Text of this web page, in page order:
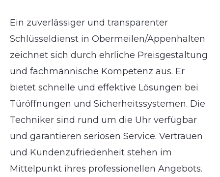
Ein zuverlässiger und transparenter
Schlüsseldienst in Obermeilen/Appenhalten
zeichnet sich durch ehrliche Preisgestaltung
und fachmännische Kompetenz aus. Er
bietet schnelle und effektive Lösungen bei
Türöffnungen und Sicherheitssystemen. Die
Techniker sind rund um die Uhr verfügbar
und garantieren seriösen Service. Vertrauen
und Kundenzufriedenheit stehen im
Mittelpunkt ihres professionellen Angebots.